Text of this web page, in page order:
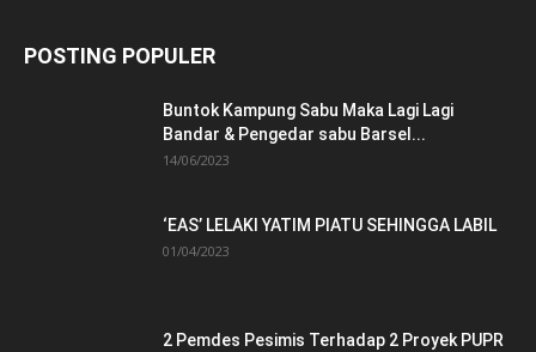
POSTING POPULER
Buntok Kampung Sabu Maka Lagi Lagi
Bandar & Pengedar sabu Barsel...
14/06/2023
‘EAS’ LELAKI YATIM PIATU SEHINGGA LABIL
01/04/2023
2 Pemdes Pesimis Terhadap 2 Proyek PUPR